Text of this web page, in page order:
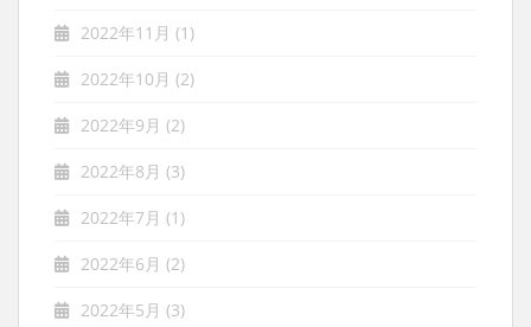
2022年11月 (1)
2022年10月 (2)
2022年9月 (2)
2022年8月 (3)
2022年7月 (1)
2022年6月 (2)
2022年5月 (3)